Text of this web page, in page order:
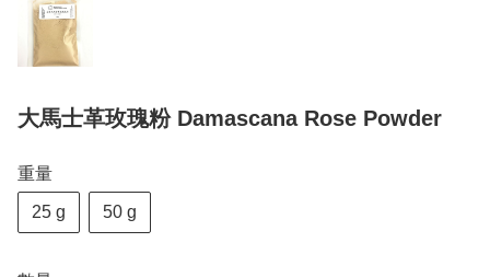
大馬士革玫瑰粉 Damascana Rose Powder
重量
25 g 50 g